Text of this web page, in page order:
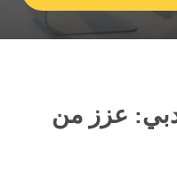
عزز من